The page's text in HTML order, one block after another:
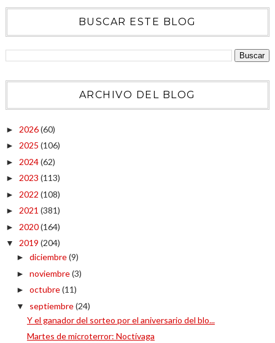
BUSCAR ESTE BLOG
ARCHIVO DEL BLOG
► 2026(60)
► 2025 (106)
► 2024(62)
► 2023 (113)
► 2022 (108)
► 2021 (381)
► 2020(164)
▼ 2019 (204)
► diciembre(9)
► noviembre(3)
► octubre(11)
▼ septiembre(24)
Y el ganador del sorteo por el aniversario del blo...
Martes de microterror: Noctívaga